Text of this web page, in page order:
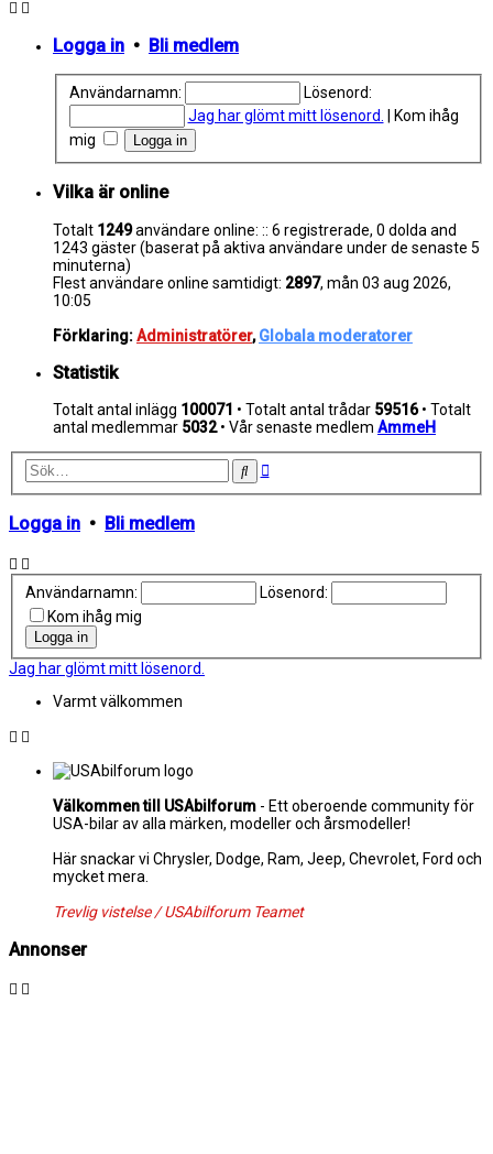
Logga in • Bli medlem
Användarnamn:
Lösenord:
Jag har glömt mitt lösenord.
Kom ihåg
mig
Vilka är online
Totalt 1249användare online: :: 6 registrerade, 0 dolda and
1243 gäster (baserat på aktiva användare under de senaste 5
minuterna)
Flest användare online samtidigt: 2897, mån 03 aug 2026,
10:05
Förklaring:Administratörer,Globala moderatorer
Statistik
Totalt antal inlägg 100071 • Totalt antal trådar 59516• Totalt
antal medlemmar 5032• Vår senaste medlem AmmeH
SökAvancerad
Logga in • Bli medlem
Användarnamn:
Lösenord:
Kom ihåg mig
Jag har glömt mitt lösenord.
Varmt välkommen
Välkommen till USAbilforum - Ett oberoende community för
USA-bilar av alla märken, modeller och årsmodeller!
Här snackar vi Chrysler, Dodge, Ram, Jeep, Chevrolet, Ford och
mycket mera.
Trevlig vistelse / USAbilforum Teamet
Annonser